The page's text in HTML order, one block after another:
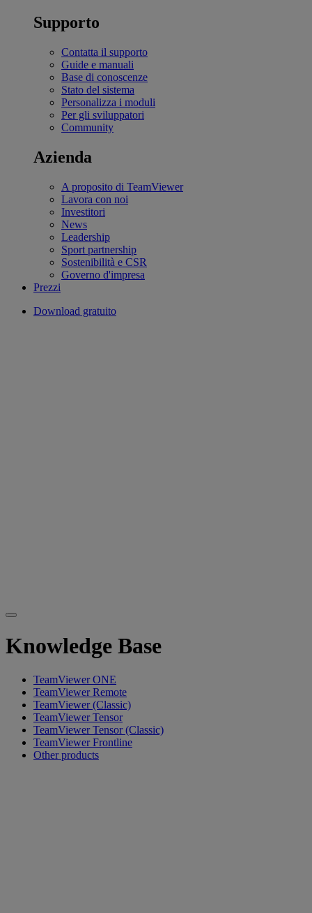
Supporto
Contatta il supporto
Guide e manuali
Base di conoscenze
Stato del sistema
Personalizza i moduli
Per gli sviluppatori
Community
Azienda
A proposito di TeamViewer
Lavora con noi
Investitori
News
Leadership
Sport partnership
Sostenibilità e CSR
Governo d'impresa
Prezzi
Download gratuito
Knowledge Base
TeamViewer ONE
TeamViewer Remote
TeamViewer (Classic)
TeamViewer Tensor
TeamViewer Tensor (Classic)
TeamViewer Frontline
Other products